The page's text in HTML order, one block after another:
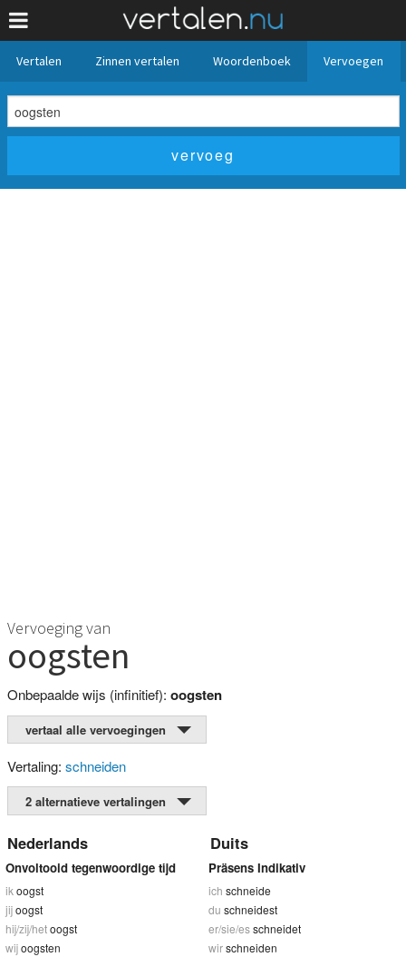
Vertalen Zinnen vertalen Woordenboek Vervoegen
Vervoeging van
oogsten
Onbepaalde wijs (infinitief): oogsten
vertaal alle vervoegingen
Vertaling: schneiden
2 alternatieve vertalingen
Nederlands Duits
Onvoltooid tegenwoordige tijd
ik oogst
jijoogst
hij/zij/hetoogst
wijoogsten
Präsens Indikativ
ich schneide
du schneidest
er/sie/esschneidet
wirschneiden